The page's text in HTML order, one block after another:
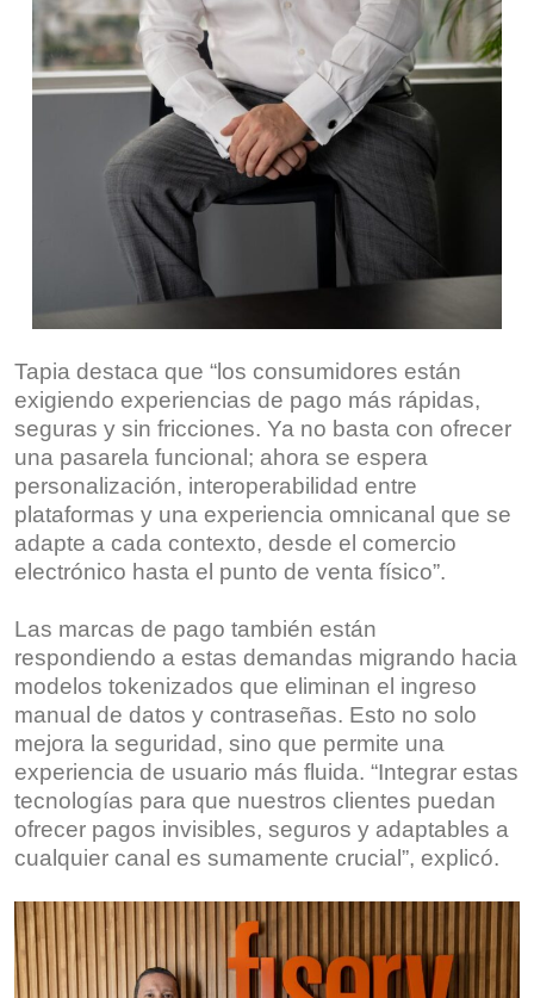
Tapia destaca que “los consumidores están
exigiendo experiencias de pago más rápidas,
seguras y sin fricciones. Ya no basta con ofrecer
una pasarela funcional; ahora se espera
personalización, interoperabilidad entre
plataformas y una experiencia omnicanal que se
adapte a cada contexto, desde el comercio
electrónico hasta el punto de venta físico”.
Las marcas de pago también están
respondiendo a estas demandas migrando hacia
modelos tokenizados que eliminan el ingreso
manual de datos y contraseñas. Esto no solo
mejora la seguridad, sino que permite una
experiencia de usuario más fluida. “Integrar estas
tecnologías para que nuestros clientes puedan
ofrecer pagos invisibles, seguros y adaptables a
cualquier canal es sumamente crucial”, explicó.